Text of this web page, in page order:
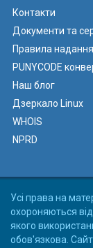
Контакти
Документи та
Правила
PUNYCODE
Наш блог
Дзеркало Linux
WHOIS
NPRD
Усі права на
охороняються
якого
обов'язкова.